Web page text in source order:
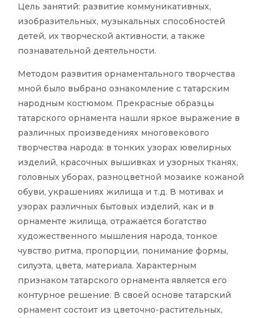
Цель занятий: развитие коммуникативных,
изобразительных, музыкальных способностей
детей, их творческой активности, а также
познавательной деятельности.
Методом развития орнаментального творчества
мной было выбрано ознакомление с татарским
народным костюмом. Прекрасные образцы
татарского орнамента нашли яркое выражение в
различных произведениях многовекового
творчества народа: в тонких узорах ювелирных
изделий, красочных вышивках и узорных тканях,
головных уборах, разноцветной мозаике кожаной
обуви, украшениях жилища и т.д. В мотивах и
узорах различных бытовых изделий, как и в
орнаменте жилища, отражается богатство
художественного мышления народа, тонкое
чувство ритма, пропорции, понимание формы,
силуэта, цвета, материала. Характерным
признаком татарского орнамента является его
контурное решение. В своей основе татарский
орнамент состоит из цветочно-растительных,